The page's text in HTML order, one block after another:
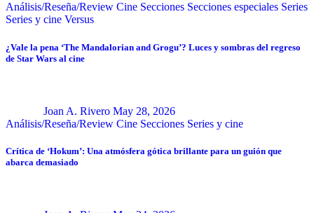
Análisis/Reseña/Review Cine Secciones Secciones especiales Series
Series y cine Versus
¿Vale la pena ‘The Mandalorian and Grogu’? Luces y sombras del regreso
de Star Wars al cine
Joan A. Rivero May 28, 2026
Análisis/Reseña/Review Cine Secciones Series y cine
Crítica de ‘Hokum’: Una atmósfera gótica brillante para un guión que
abarca demasiado